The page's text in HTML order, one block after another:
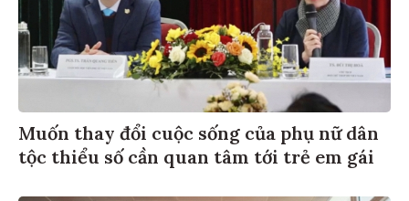
Muốn thay đổi cuộc sống của phụ nữ dân
tộc thiểu số cần quan tâm tới trẻ em gái